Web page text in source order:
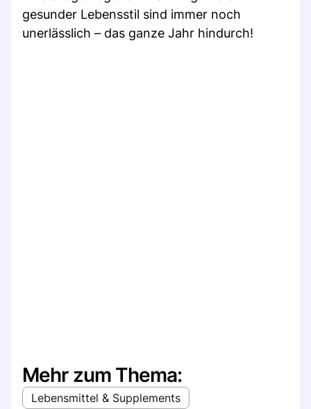
gesunder Lebensstil sind immer noch
unerlässlich – das ganze Jahr hindurch!
Mehr zum Thema:
Lebensmittel & Supplements